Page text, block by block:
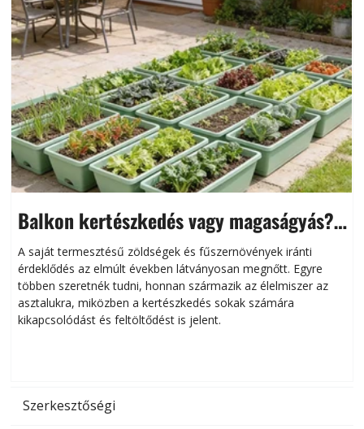
Balkon kertészkedés vagy magaságyás?
Helytakarékos kertészkedés
A saját termesztésű zöldségek és fűszernövények iránti
érdeklődés az elmúlt években látványosan megnőtt. Egyre
többen szeretnék tudni, honnan származik az élelmiszer az
asztalukra, miközben a kertészkedés sokak számára
kikapcsolódást és feltöltődést is jelent.
Szerkesztőségi